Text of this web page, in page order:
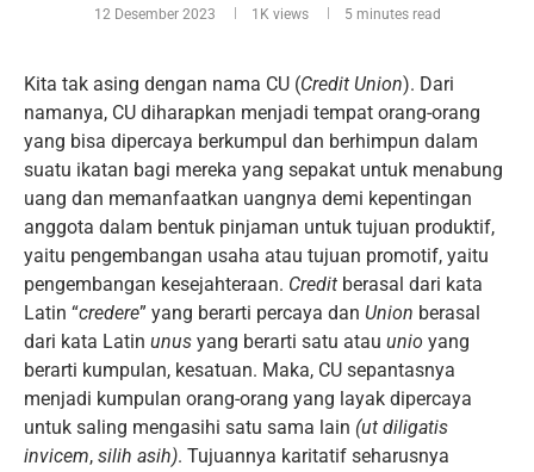
12 Desember 2023 1K views 5 minutes read
Kita tak asing dengan nama CU (Credit Union). Dari
namanya, CU diharapkan menjadi tempat orang-orang
yang bisa dipercaya berkumpul dan berhimpun dalam
suatu ikatan bagi mereka yang sepakat untuk menabung
uang dan memanfaatkan uangnya demi kepentingan
anggota dalam bentuk pinjaman untuk tujuan produktif,
yaitu pengembangan usaha atau tujuan promotif, yaitu
pengembangan kesejahteraan. Credit berasal dari kata
Latin “credere” yang berarti percaya dan Union berasal
dari kata Latin unus yang berarti satu atau unio yang
berarti kumpulan, kesatuan. Maka, CU sepantasnya
menjadi kumpulan orang-orang yang layak dipercaya
untuk saling mengasihi satu sama lain (ut diligatis
invicem, silih asih). Tujuannya karitatif seharusnya